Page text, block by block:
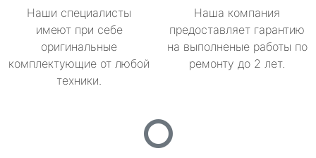
Наши специалисты
имеют при себе
оригинальные
комплектующие от любой
техники.
Наша компания
предоставляет гарантию
на выполненые работы по
ремонту до 2 лет.